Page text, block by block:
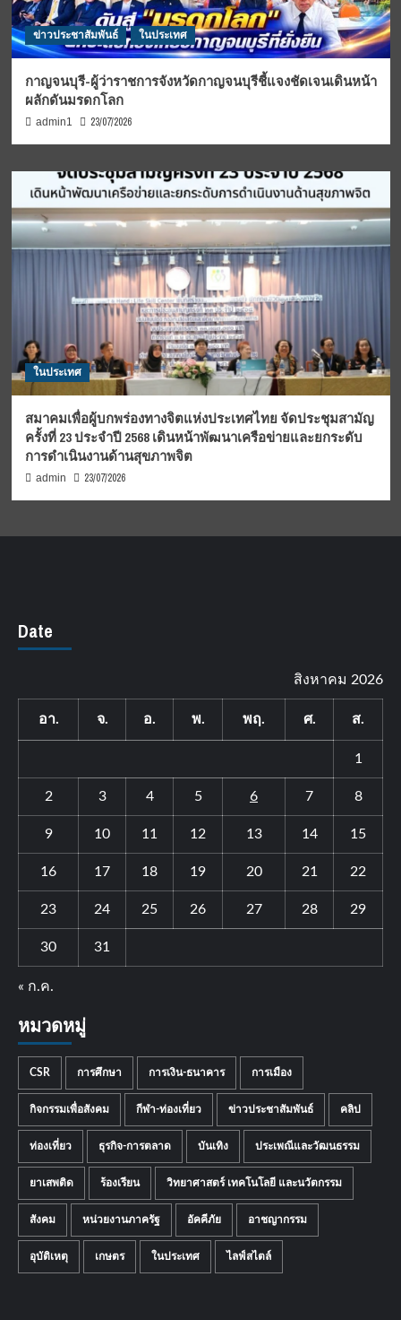
ข่าวประชาสัมพันธ์ ในประเทศ
กาญจนบุรี-ผู้ว่าราชการจังหวัดกาญจนบุรีชี้แจงชัดเจนเดินหน้า
ผลักดันมรดกโลก
admin1 23/07/2026
ในประเทศ
สมาคมเพื่อผู้บกพร่องทางจิตแห่งประเทศไทย จัดประชุมสามัญ
ครั้งที่ 23 ประจำปี 2568 เดินหน้าพัฒนาเครือข่ายและยกระดับ
การดำเนินงานด้านสุขภาพจิต
admin 23/07/2026
Date
สิงหาคม 2026
อา. จ. อ. พ. พฤ. ศ. ส.
1
2 3 4 5 6 7 8
9 10 11 12 13 14 15
16 17 18 19 20 21 22
23 24 25 26 27 28 29
30 31
« ก.ค.
หมวดหมู่
CSR การศึกษา การเงิน-ธนาคาร การเมือง
กิจกรรมเพื่อสังคม กีฬา-ท่องเที่ยว ข่าวประชาสัมพันธ์ คลิป
ท่องเที่ยว ธุรกิจ-การตลาด บันเทิง ประเพณีและวัฒนธรรม
ยาเสพติด ร้องเรียน วิทยาศาสตร์ เทคโนโลยี และนวัตกรรม
สังคม หน่วยงานภาครัฐ อัคคีภัย อาชญากรรม
อุบัติเหตุ เกษตร ในประเทศ ไลฟ์สไตล์